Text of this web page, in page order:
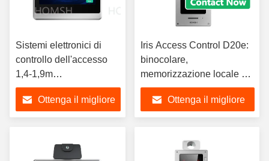
Sistemi elettronici di
controllo dell'accesso
1,4-1,9m
Riconoscimento facciale
fino a 100 cm Sicurezza
avanzata per la vostra
Ottenga il migliore
Iris Access Control D20e:
binocolare,
memorizzazione locale di
10.000 utenti, 500.000
record multi-
autenticazione
Ottenga il migliore